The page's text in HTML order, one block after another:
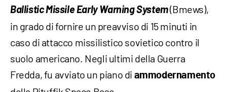
Ballistic Missile Early WarningSystem(Bmews),
in grado di fornire un preavviso di 15 minuti in
caso di attacco missilistico sovietico contro il
suolo americano. Negli ultimi della Guerra
Fredda, fu avviato un piano di ammodernamento